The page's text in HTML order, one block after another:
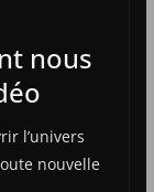
nous
l’univers
nouvelle